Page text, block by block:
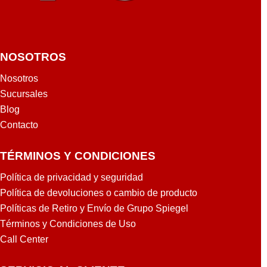
NOSOTROS
Nosotros
Sucursales
Blog
Contacto
TÉRMINOS Y CONDICIONES
Política de privacidad y seguridad
Política de devoluciones o cambio de producto
Políticas de Retiro y Envío de Grupo Spiegel
Términos y Condiciones de Uso
Call Center